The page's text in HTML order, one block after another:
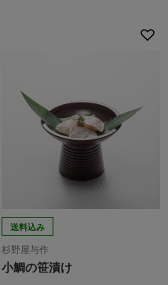
送料込み
杉野屋与作
小鯛の笹漬け